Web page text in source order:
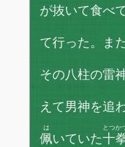
が抜いて食べ
て行った。ま
その八柱の雷
えて男神を追
佩
は
いていた十
とつか